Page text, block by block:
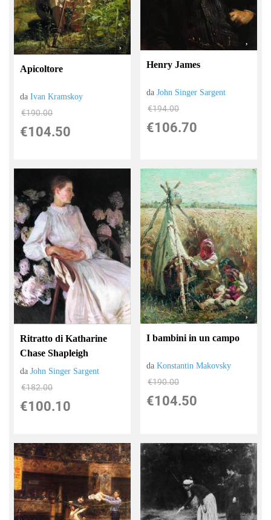
Apicoltore
daIvan Kramskoy
€190.00
€104.50
Henry James
daJohn Singer Sargent
€194.00
€106.70
Ritratto di Katharine
Chase Shapleigh
daJohn Singer Sargent
€182.00
€100.10
I bambini in un campo
daKonstantin Makovsky
€190.00
€104.50